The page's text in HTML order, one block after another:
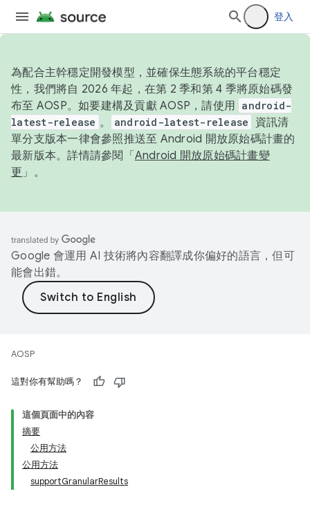
登入
為配合主幹穩定開發模型，並確保生態系統的平台穩定
性，我們將自 2026 年起，在第 2 季和第 4 季將原始碼發
布至 AOSP。如要建構及貢獻 AOSP，請使用 android-
latest-release 。 android-latest-release
資訊清
單分支版本一律會參照推送至 Android 開放原始碼計畫的
最新版本。詳情請參閱「 Android 開放原始碼計畫變
更 」。
Google 會運用 AI 技術將內容翻譯成你偏好的語言，但可
能會出錯。
AOSP
這對你有幫助嗎？
這個頁面中的內容
摘要
公用方法
公用方法
supportGranularResults